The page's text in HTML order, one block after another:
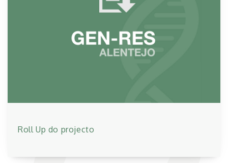
Roll Up do projecto